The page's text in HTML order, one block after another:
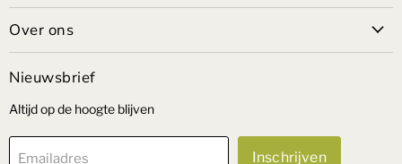
Over ons
Nieuwsbrief
Altijd op de hoogte blijven
Emailadres Inschrijven